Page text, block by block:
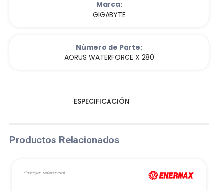
Marca:
GIGABYTE
Número de Parte:
AORUS WATERFORCE X 280
ESPECIFICACIÓN
Productos Relacionados